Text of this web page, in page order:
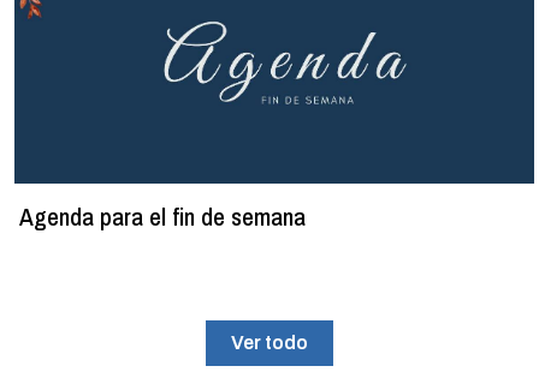
Agenda para el fin de semana
Ver todo